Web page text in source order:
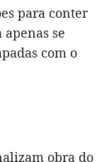
para conter
se
com o
obra do